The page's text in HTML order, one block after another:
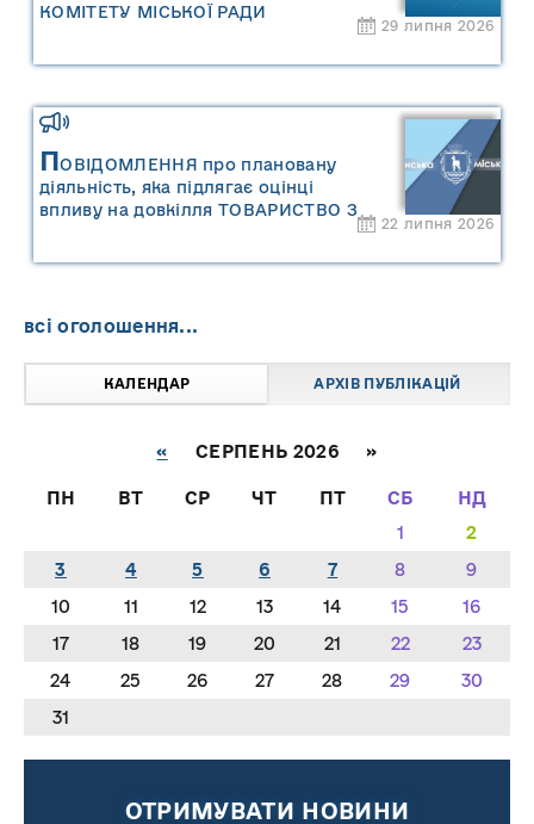
КОМІТЕТУ МІСЬКОЇ РАДИ
29 липня 2026
ПОВІДОМЛЕННЯ про плановану
діяльність, яка підлягає оцінці
впливу на довкілля ТОВАРИСТВО З
22 липня 2026
всі оголошення...
КАЛЕНДАР АРХІВ ПУБЛІКАЦІЙ
« СЕРПЕНЬ 2026 »
ПН ВТ СР ЧТ ПТ СБ
НД
1
2
3
4 5 6 7 8
9
10
11 12 13 14 15
16
17
18 19 20 21 22
23
24
25 26 27 28 29
30
31
ОТРИМУВАТИ НОВИНИ